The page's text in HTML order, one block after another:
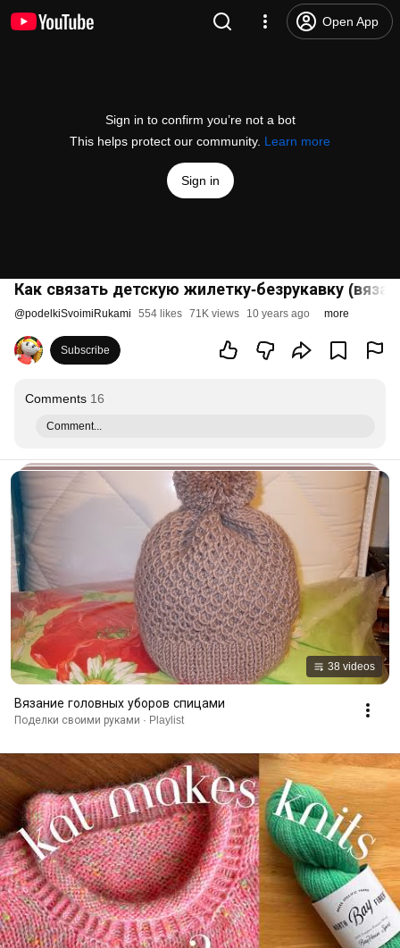
Open App
Sign in to confirm you’re not a bot
This helps protect our community. Learn more
Sign in
Как связать детскую жилетку-безрукавку
@podelkiSvoimiRukami 554 likes 71K views 10 years ago more
Subscribe
Comments 16
Comment...
38 videos
Вязание головных уборов спицами
Поделки своими руками · Playlist